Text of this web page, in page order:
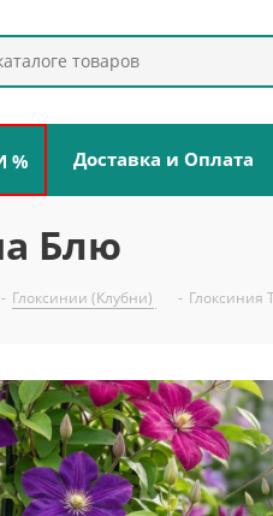
% Доставка и Оплата
Блю
- Глоксинии (Клубни) - Глоксиния